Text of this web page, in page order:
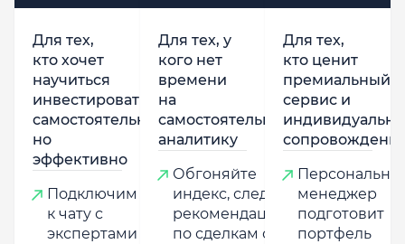
Для тех,
кто хочет
научиться
инвестировать
самостоятельно,
но
эффективно
Подключим
к чату с
экспертами
Для тех, у
кого нет
времени
на
самостоятельную
аналитику
Обгоняйте
индекс, следуя
рекомендациям
по сделкам от
Для тех,
кто ценит
премиальный
сервис и
менеджер
подготовит
портфель